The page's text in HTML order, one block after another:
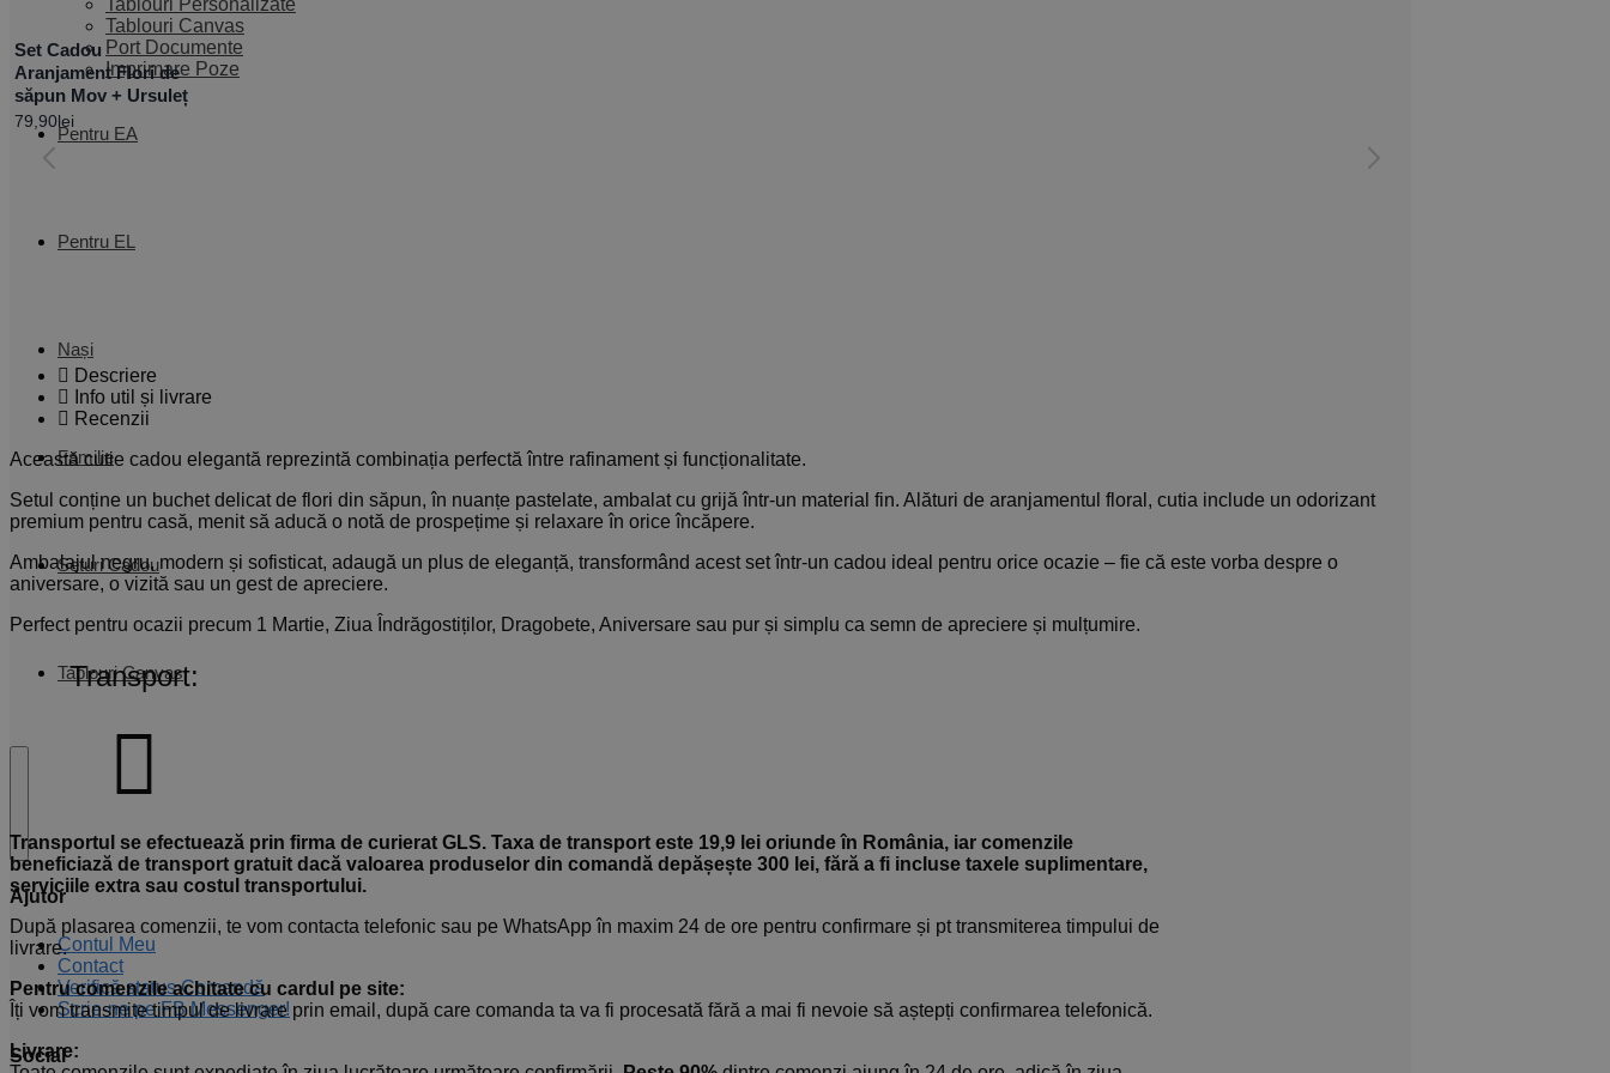
Tablouri Personalizate
Tablouri Canvas
Port Documente
Imprimare Poze
Pentru EA
Pentru EL
Nași
Familie
Seturi Cadou
Tablouri Canvas
Ajutor
Contul Meu
Contact
Verifică status Comandă
Scrie-ne pe FB Messenger!
Social
Set Cadou
Aranjament Flori de
săpun Mov + Ursuleț
79,90lei
Descriere
Info util și livrare
Recenzii
Această cutie cadou elegantă reprezintă combinația perfectă între rafinament și funcționalitate.
Setul conține un buchet delicat de flori din săpun, în nuanțe pastelate, ambalat cu grijă într-un material fin. Alături de aranjamentul floral, cutia include un odorizant
premium pentru casă, menit să aducă o notă de prospețime și relaxare în orice încăpere.
Ambalajul negru, modern și sofisticat, adaugă un plus de eleganță, transformând acest set într-un cadou ideal pentru orice ocazie – fie că este vorba despre o
aniversare, o vizită sau un gest de apreciere.
Perfect pentru ocazii precum 1 Martie, Ziua Îndrăgostiților, Dragobete, Aniversare sau pur și simplu ca semn de apreciere și mulțumire.
Transport:
Transportul se efectuează prin firma de curierat GLS. Taxa de transport este 19,9 lei oriunde în România, iar comenzile
beneficiază de transport gratuit dacă valoarea produselor din comandă depășește 300 lei, fără a fi incluse taxele suplimentare,
serviciile extra sau costul transportului.
După plasarea comenzii, te vom contacta telefonic sau pe WhatsApp în maxim 24 de ore pentru confirmare și pt transmiterea timpului de
livrare.
Pentru comenzile achitate cu cardul pe site:
Îți vom transmite timpul de livrare prin email, după care comanda ta va fi procesată fără a mai fi nevoie să aștepți confirmarea telefonică.
Livrare: